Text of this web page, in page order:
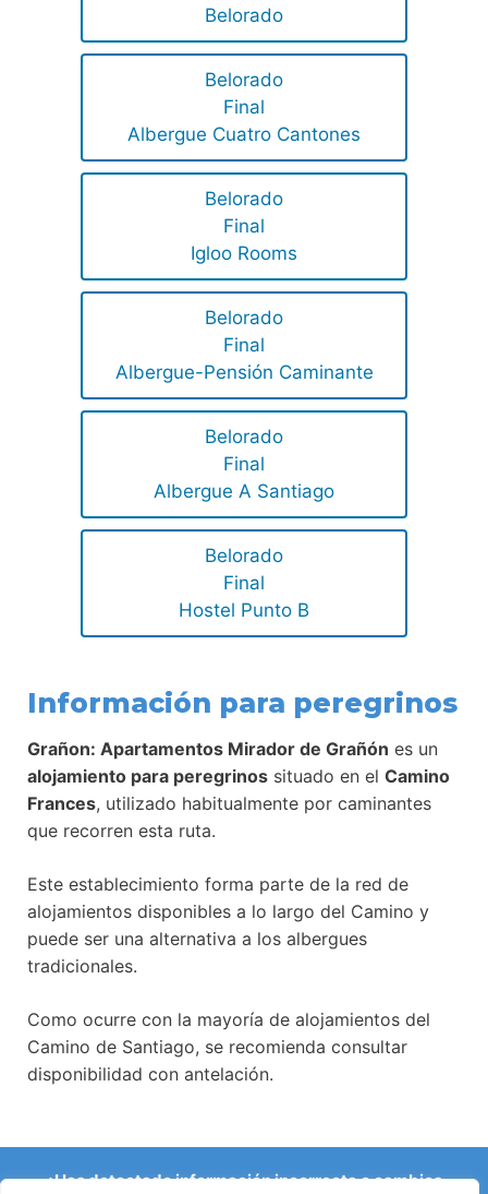
Belorado
Belorado
Final
Albergue Cuatro Cantones
Belorado
Final
Igloo Rooms
Belorado
Final
Albergue-Pensión Caminante
Belorado
Final
Albergue A Santiago
Belorado
Final
Hostel Punto B
Información para peregrinos
Grañon: Apartamentos Mirador de Grañón es un
alojamiento para peregrinos situado en el Camino
Frances, utilizado habitualmente por caminantes
que recorren esta ruta.
Este establecimiento forma parte de la red de
alojamientos disponibles a lo largo del Camino y
puede ser una alternativa a los albergues
tradicionales.
Como ocurre con la mayoría de alojamientos del
Camino de Santiago, se recomienda consultar
disponibilidad con antelación.
¿Has detectado información incorrecta o cambios